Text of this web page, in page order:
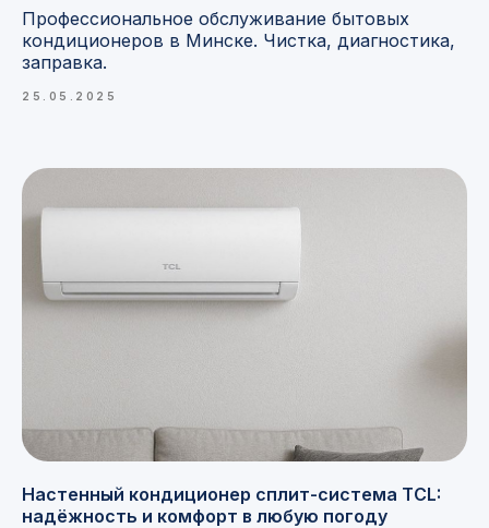
Профессиональное обслуживание бытовых
кондиционеров в Минске. Чистка, диагностика,
заправка.
25.05.2025
Настенный кондиционер сплит-система TCL:
надёжность и комфорт в любую погоду